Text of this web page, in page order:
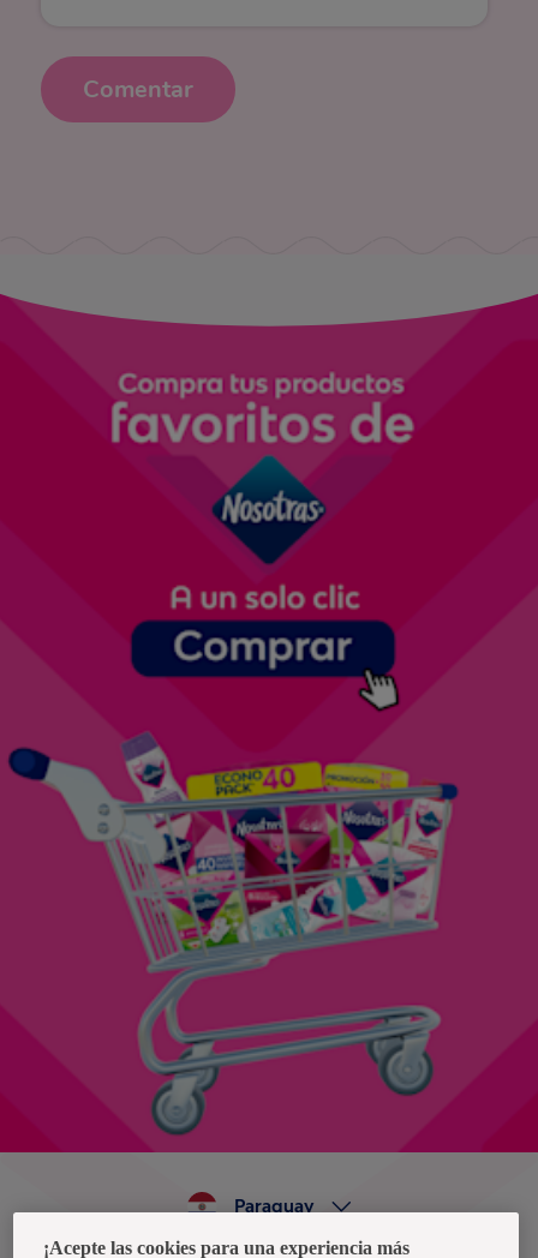
Comentar
Paraguay
¡Acepte las cookies para una experiencia más